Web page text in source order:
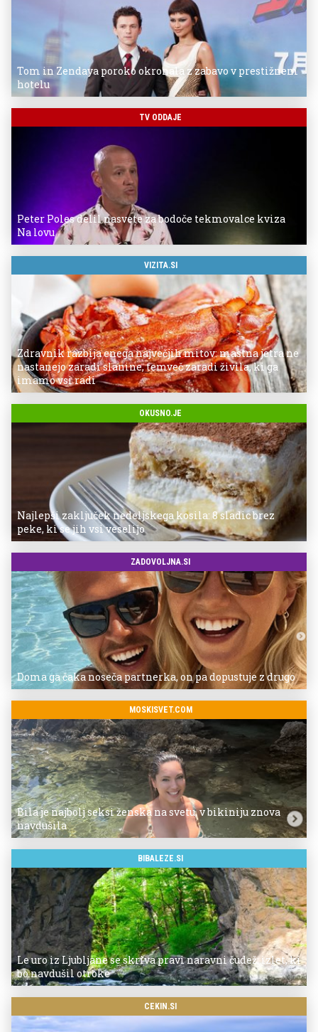
Tom in Zendaya poroko okronala z zabavo v prestižnem
hotelu
TV ODDAJE
Peter Poles delil nasvete za bodoče tekmovalce kviza
Na lovu
VIZITA.SI
Zdravnik razbija enega največjih mitov: mastna jetra ne
nastanejo zaradi slanine, temveč zaradi živila, ki ga
imamo vsi radi
OKUSNO.JE
Najlepši zaključek nedeljskega kosila: 8 sladic brez
peke, ki se jih vsi veselijo
ZADOVOLJNA.SI
Doma ga čaka noseča partnerka, on pa dopustuje z drugo
MOSKISVET.COM
Bila je najbolj seksi ženska na svetu, v bikiniju znova
navdušila
BIBALEZE.SI
Le uro iz Ljubljane se skriva pravi naravni čudež: izlet, ki
bo navdušil otroke
CEKIN.SI